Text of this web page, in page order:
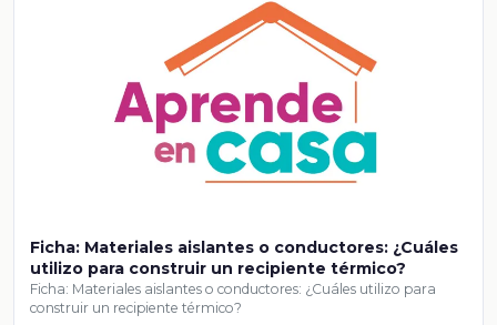
Ficha: Materiales aislantes o conductores: ¿Cuáles
utilizo para construir un recipiente térmico?
Ficha: Materiales aislantes o conductores: ¿Cuáles utilizo para
construir un recipiente térmico?